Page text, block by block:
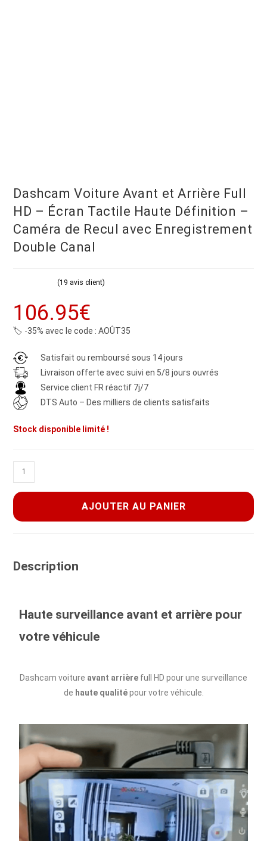
Dashcam Voiture Avant et Arrière Full
HD – Écran Tactile Haute Définition –
Caméra de Recul avec Enregistrement
Double Canal
sur 5 basé
notations
client
(19 avis client)
106.95€
🏷️ -35% avec le code :AOÛT35
Satisfait ou remboursé sous 14 jours
Livraison offerte avec suivi en 5/8 jours ouvrés
Service client FR réactif 7j/7
DTS Auto – Des milliers de clients satisfaits
Stock disponible limité !
AJOUTER AU PANIER
Description
Haute surveillance avant et arrière pour
votre véhicule
Dashcam voiture avant arrière full HD pour une surveillance
de haute qualitépour votre véhicule.